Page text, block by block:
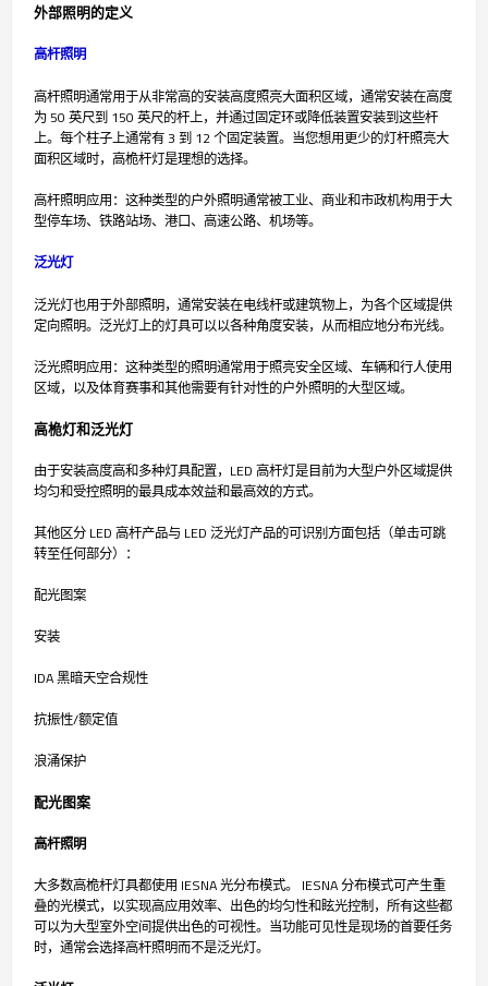
外部照明的定义
高杆照明
高杆照明通常用于从非常高的安装高度照亮大面积区域，通常安装在高度
为 50 英尺到 150 英尺的杆上，并通过固定环或降低装置安装到这些杆
上。每个柱子上通常有 3 到 12 个固定装置。当您想用更少的灯杆照亮大
面积区域时，高桅杆灯是理想的选择。
高杆照明应用：这种类型的户外照明通常被工业、商业和市政机构用于大
型停车场、铁路站场、港口、高速公路、机场等。
泛光灯
泛光灯也用于外部照明，通常安装在电线杆或建筑物上，为各个区域提供
定向照明。泛光灯上的灯具可以以各种角度安装，从而相应地分布光线。
泛光照明应用：这种类型的照明通常用于照亮安全区域、车辆和行人使用
区域，以及体育赛事和其他需要有针对性的户外照明的大型区域。
高桅灯和泛光灯
由于安装高度高和多种灯具配置，LED 高杆灯是目前为大型户外区域提供
均匀和受控照明的最具成本效益和最高效的方式。
其他区分 LED 高杆产品与 LED 泛光灯产品的可识别方面包括（单击可跳
转至任何部分）：
配光图案
安装
IDA 黑暗天空合规性
抗振性/额定值
浪涌保护
配光图案
高杆照明
大多数高桅杆灯具都使用 IESNA 光分布模式。 IESNA 分布模式可产生重
叠的光模式，以实现高应用效率、出色的均匀性和眩光控制，所有这些都
可以为大型室外空间提供出色的可视性。当功能可见性是现场的首要任务
时，通常会选择高杆照明而不是泛光灯。